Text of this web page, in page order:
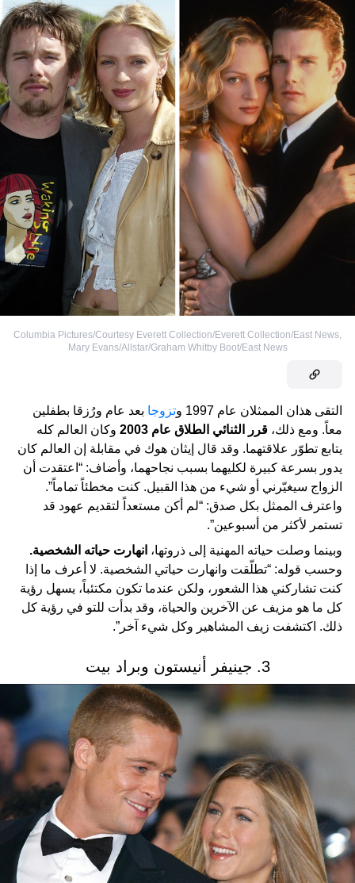
Columbia Pictures/Courtesy Everett Collection/Everett Collection/East News,
Mary Evans/Allstar/Graham Whitby Boot/East News
التقى هذان الممثلان عام 1997 و تزوجا بعد عام ورُزقا بطفلين
معاً. ومع ذلك، قرر الثنائي الطلاق عام 2003
وكان العالم كله
يتابع تطوّر علاقتهما. وقد قال إيثان هوك في مقابلة إن العالم كان
يدور بسرعة كبيرة لكليهما بسبب نجاحهما، وأضاف: “اعتقدت أن
الزواج سيغيّرني أو شيء من هذا القبيل. كنت مخطئاً تماماً”.
واعترف الممثل بكل صدق: “لم أكن مستعداً لتقديم عهود قد
تستمر لأكثر من أسبوعين”.
وبينما وصلت حياته المهنية إلى ذروتها، انهارت حياته الشخصية.
وحسب قوله: “تطلّقت وانهارت حياتي الشخصية. لا أعرف ما إذا
كنت تشاركني هذا الشعور، ولكن عندما تكون مكتئباً، يسهل رؤية
كل ما هو مزيف عن الآخرين والحياة، وقد بدأت للتو في رؤية كل
ذلك. اكتشفت زيف المشاهير وكل شيء آخر”.
3. جينيفر أنيستون وبراد بيت